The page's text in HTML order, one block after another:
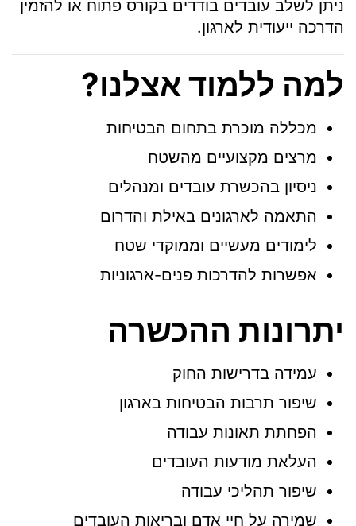
ניתן לשלב עובדים בודדים בקורס פתוח או להזמין
הדרכה ייעודית לארגון.
למה ללמוד אצלנו?
מכללה מוכרת בתחום הבטיחות
מרצים מקצועיים מהשטח
ניסיון בהכשרת עובדים ומנהלים
התאמה לארגונים באילת והדרום
לימודים מעשיים וממוקדי שטח
אפשרות להדרכות פנים-ארגוניות
יתרונות ההכשרה
עמידה בדרישות החוק
שיפור תרבות הבטיחות בארגון
הפחתת תאונות עבודה
העלאת מודעות העובדים
שיפור תהליכי עבודה
שמירה על חיי אדם ובריאות העובדים